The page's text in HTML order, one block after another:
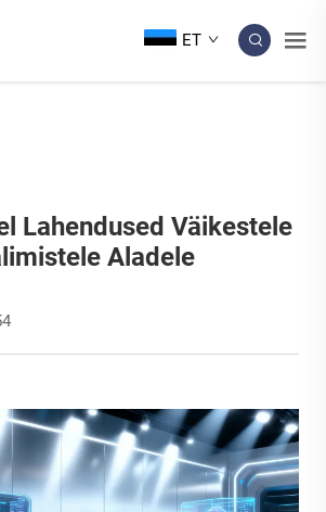
ET
Lahendused Väikestele
Aladele